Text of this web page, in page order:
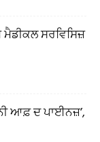
ਸਰਵਿਸਿਜ਼
ਆਫ਼ ਦ ਪਾਈਨਜ਼’,